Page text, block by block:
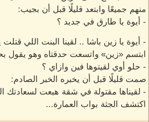
منهم جميعًا وابتعد قليلًا قبل أن بجيب:
- أيوة يا طارق في جديد ؟
- أيوة يا زين باشا .. لقينا البنت اللي
ابتسم «زين» واتسعت حدقتاه وهو يقول
- حلو أوي لقيتوها فين وازاي ؟
صمت قليلًا قبل أن يخبره الخبر الصادم:
- لقيناها مقتولة في شقة هبعت لسعادتك
اكتشف الجثة بواب العمارة...